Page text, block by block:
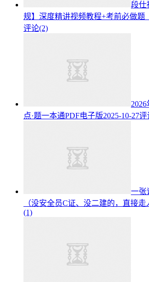
段仕
规】深度精讲视频教程+考前必做题
评论(2)
点·题一本通PDF电子版2025-10-27评
一张
（没安全员C证、没二建的，直接走
(1)